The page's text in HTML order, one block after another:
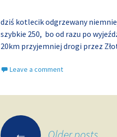
dziś kotlecik odgrzewany
szybkie 250, bo od razu po
20km przyjemniej drogi przez
Leave a comment